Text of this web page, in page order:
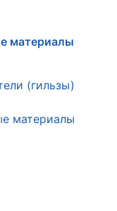
материалы
(гильзы)
материалы